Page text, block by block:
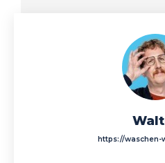
https://waschen-